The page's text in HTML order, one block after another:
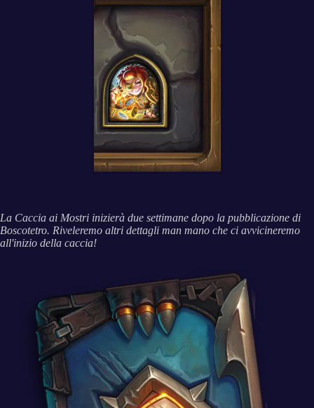
La Caccia ai Mostri inizierà due settimane dopo la pubblicazione di
Boscotetro. Riveleremo altri dettagli man mano che ci avvicineremo
all'inizio della caccia!